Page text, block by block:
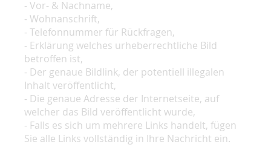
- Vor- & Nachname,
- Wohnanschrift,
- Telefonnummer für Rückfragen,
- Erklärung welches urheberrechtliche Bild
betroffen ist,
- Der genaue Bildlink, der potentiell illegalen
Inhalt veröffentlicht,
- Die genaue Adresse der Internetseite, auf
welcher das Bild veröffentlicht wurde,
- Falls es sich um mehrere Links handelt, fügen
Sie alle Links vollständig in Ihre Nachricht ein.